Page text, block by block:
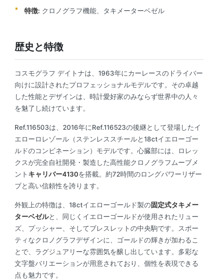
特徴: クロノグラフ機能、タキメーターベゼル
歴史と特徴
コスモグラフ デイトナは、1963年にカーレースのドライバー
向けに設計されたプロフェッショナルモデルです。その卓越
した性能とデザインは、時計愛好家のみならず世界中の人々
を魅了し続けています。
Ref.116503は、2016年にRef.116523の後継として登場したイ
エローロレゾール（ステンレススチールと18ctイエローゴー
ルドのコンビネーション）モデルです。心臓部には、ロレッ
クスが完全自社開発・製造した高性能クロノグラフムーブメ
ント キャリバー4130を搭載。約72時間のロングパワーリザー
ブと高い信頼性を誇ります。
外観上の特徴は、18ctイエローゴールド製の固定式タキメー
ターベゼルと、同じくイエローゴールドが使用されたリュー
ズ、プッシャー、そしてブレスレットの中央駒です。スポー
ティなクロノグラフデザインに、ゴールドの輝きが加わるこ
とで、ラグジュアリーな雰囲気を醸し出しています。多彩な
文字盤バリエーションが用意されており、個性を表現できる
点も魅力です。